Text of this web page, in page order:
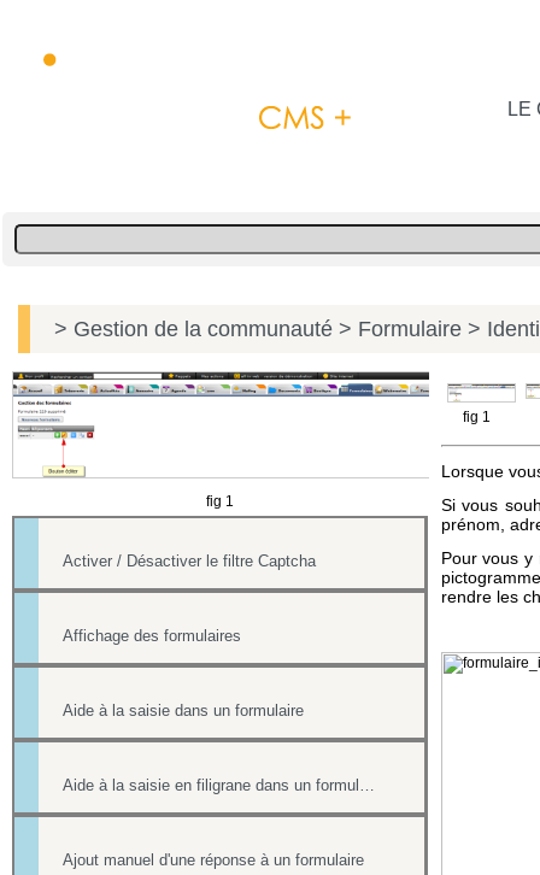
LE
> Gestion de la communauté > Formulaire >
fig 1
Activer / Désactiver le filtre Captcha
Affichage des formulaires
Aide à la saisie dans un formulaire
Aide à la saisie en filigrane dans un formulaire en ligne
Ajout manuel d'une réponse à un formulaire
fig 1
Lorsque
Si vous
prénom,
Pour vous
rendre les